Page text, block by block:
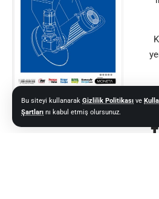
Bu siteyi kullanarak Gizlilik Politikası ve
Şartları nı kabul etmiş olursunuz.